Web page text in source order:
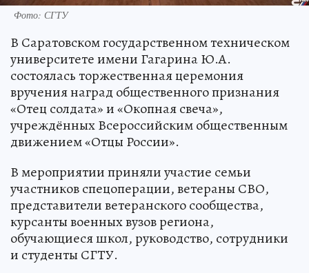
Фото: СГТУ
В Саратовском государственном техническом
университете имени Гагарина Ю.А.
состоялась торжественная церемония
вручения наград общественного признания
«Отец солдата» и «Окопная свеча»,
учреждённых Всероссийским общественным
движением «Отцы России».
В мероприятии приняли участие семьи
участников спецоперации, ветераны СВО,
представители ветеранского сообщества,
курсанты военных вузов региона,
обучающиеся школ, руководство, сотрудники
и студенты СГТУ.